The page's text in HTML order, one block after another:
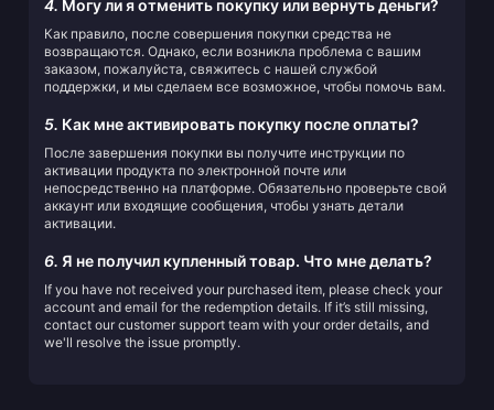
4. Могу ли я отменить покупку или вернуть деньги?
Как правило, после совершения покупки средства не
возвращаются. Однако, если возникла проблема с вашим
заказом, пожалуйста, свяжитесь с нашей службой
поддержки, и мы сделаем все возможное, чтобы помочь вам.
5. Как мне активировать покупку после оплаты?
После завершения покупки вы получите инструкции по
активации продукта по электронной почте или
непосредственно на платформе. Обязательно проверьте свой
аккаунт или входящие сообщения, чтобы узнать детали
активации.
6. Я не получил купленный товар. Что мне делать?
If you have not received your purchased item, please check your
account and email for the redemption details. If it’s still missing,
contact our customer support team with your order details, and
we'll resolve the issue promptly.